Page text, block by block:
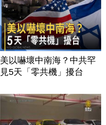
美以嚇壞中南海？中共罕
見5天「零共機」擾台